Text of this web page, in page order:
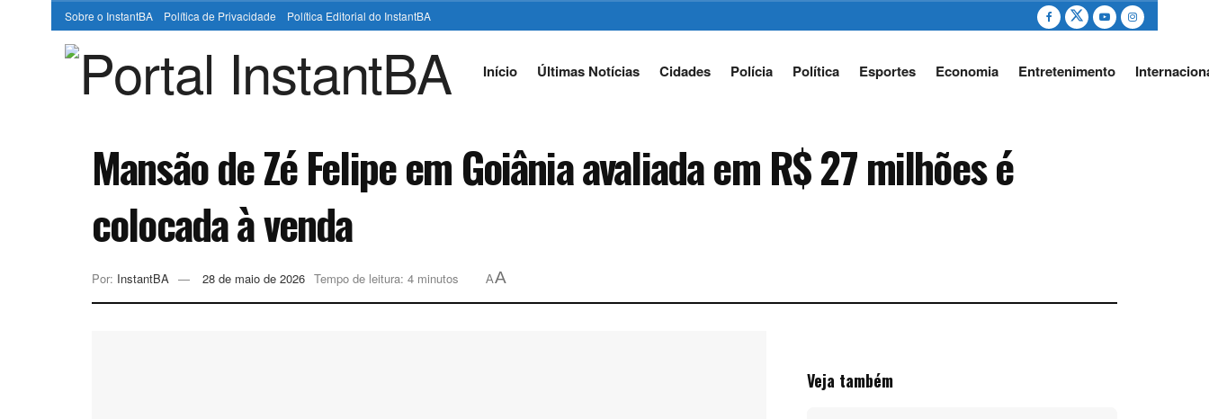
Sobre o InstantBA Política de Privacidade Política Editorial do InstantBA
Início Últimas Notícias Cidades Polícia Política Esportes Economia Entretenimento
Mansão de Zé Felipe em Goiânia avaliada em R$ 27 milhões é
colocada à venda
Por: InstantBA 28 de maio de 2026 Tempo de leitura: 4 minutos AA
Veja também